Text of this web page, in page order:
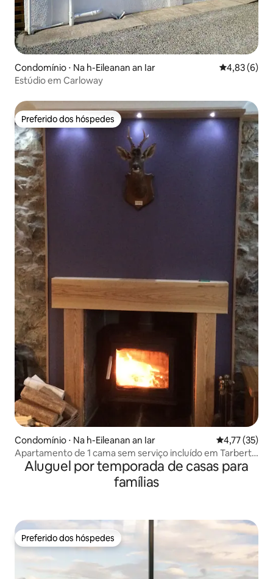
Condomínio ⋅ Na h-Eileanan an Iar 4,83 de uma
4,83 (6)
Estúdio em Carloway
Preferido dos hóspedes
Preferido dos hóspedes
Condomínio ⋅ Na h-Eileanan an Iar 4,77 de uma
4,77 (35)
Apartamento de 1 cama sem serviço incluído em Tarbert -
acomoda 2 pessoas
Aluguel por temporada de casas para
famílias
Preferido dos hóspedes
Preferido dos hóspedes